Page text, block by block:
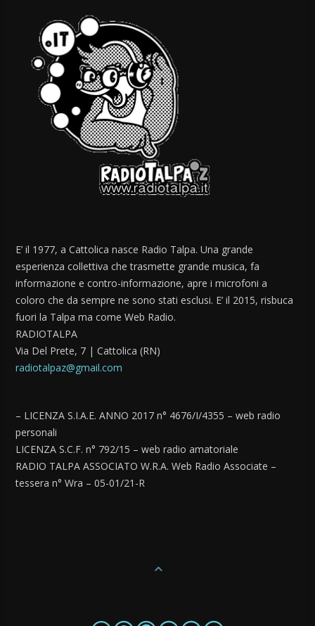
E’ il 1977, a Cattolica nasce Radio Talpa. Una grande
esperienza collettiva che trasmette grande musica, fa
informazione e contro-informazione, apre i microfoni a
coloro che da sempre ne sono stati esclusi. E’ il 2015, risbuca
fuori la Talpa ma come Web Radio.
RADIOTALPA
Via Del Prete, 7 | Cattolica (RN)
radiotalpaz@gmail.com
– LICENZA S.I.A.E. ANNO 2017 n° 4676/I/4355 – web radio
personali
LICENZA S.C.F. n° 792/15 – web radio amatoriale
RADIO TALPA ASSOCIATO W.R.A. Web Radio Associate –
tessera n° Wra – 05-01/21-R